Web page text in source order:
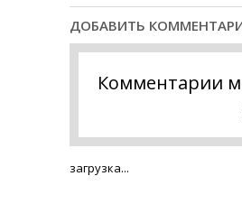
ДОБАВИТЬ
Комментарии
загрузка...